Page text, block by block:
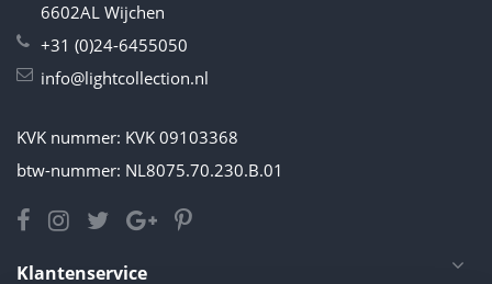
6602AL Wijchen
+31 (0)24-6455050
info@lightcollection.nl
KVK nummer: KVK 09103368
btw-nummer: NL8075.70.230.B.01
Klantenservice